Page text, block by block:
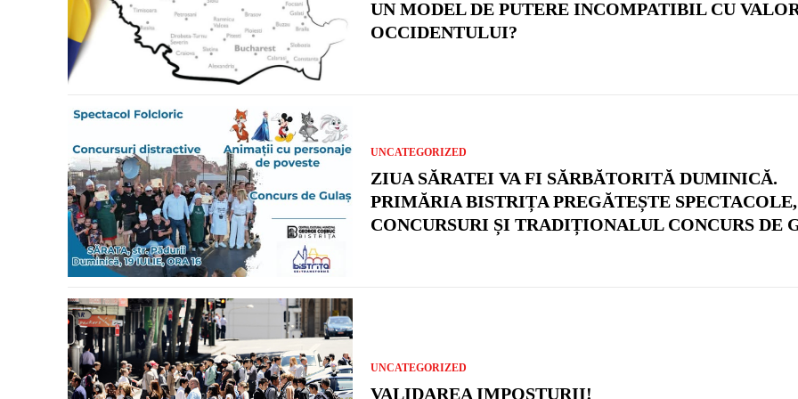
UN MODEL DE PUTERE INCOMPATIBIL CU
OCCIDENTULUI?
UNCATEGORIZED
ZIUA SĂRATEI VA FI SĂRBĂTORITĂ DUMINICĂ.
PRIMĂRIA BISTRIȚA PREGĂTEȘTE SPECTACOLE,
CONCURSURI ȘI TRADIȚIONALUL CONCURS DE
UNCATEGORIZED
VALIDAREA IMPOSTURII!